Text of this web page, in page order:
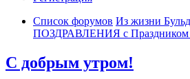
Список форумов Из жизни
ПОЗДРАВЛЕНИЯ с Праздником
С добрым утром!